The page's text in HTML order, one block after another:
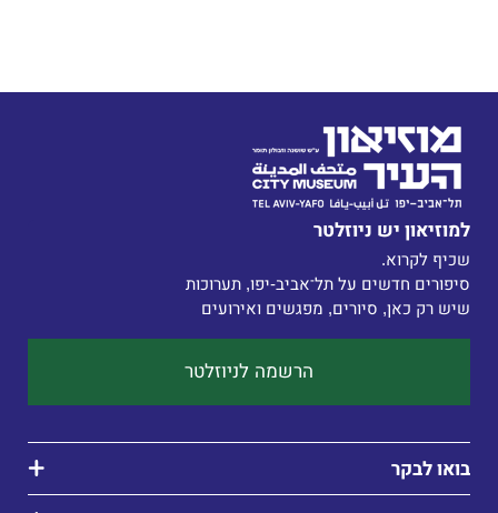
למוזיאון יש ניוזלטר
שיש רק כאן, סיורים, מפגשים ואירועים
הרשמה לניוזלטר
בואו לבקר